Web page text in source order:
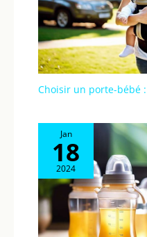
Choisir un porte-bébé
Jan
18
2024